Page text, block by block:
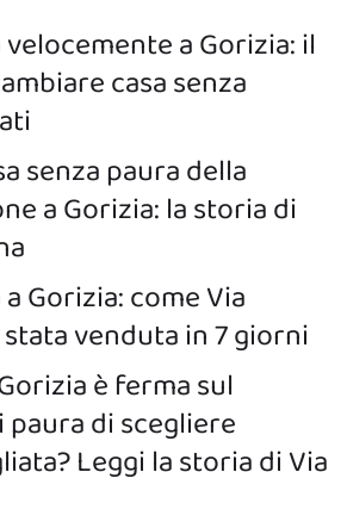
a Gorizia: il
casa senza
senza paura della
a Gorizia: la storia di
Gorizia: come Via
venduta in 7 giorni
è ferma sul
di scegliere
Leggi la storia di Via